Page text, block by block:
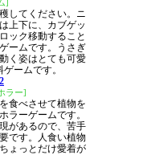
]
してください。ニ
上下に、カブゲッ
ック移動すること
ームです。うさぎ
く姿はとても可愛
ームです。
ラー]
食べさせて植物を
ラーゲームです。
があるので、苦手
です。人食い植物
ょっとだけ愛着が